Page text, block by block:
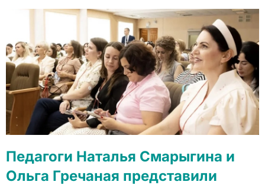
Педагоги Наталья Смарыгина и
Ольга Гречаная представили